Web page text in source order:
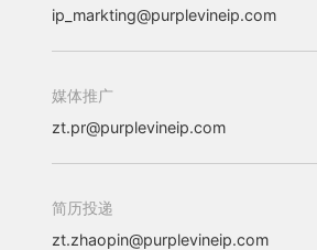
ip_markting@purplevineip.com
媒体推广
zt.pr@purplevineip.com
简历投递
zt.zhaopin@purplevineip.com